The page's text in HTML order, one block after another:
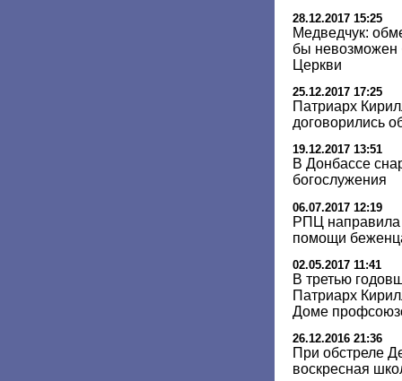
28.12.2017 15:25
Медведчук:
бы невозможен
Церкви
25.12.2017 17:25
Патриарх
договорились
19.12.2017 13:51
В Донбассе
богослужения
06.07.2017 12:19
РПЦ направила
помощи
02.05.2017 11:41
В третью
Патриарх
Доме
26.12.2016 21:36
При обстреле
воскресная